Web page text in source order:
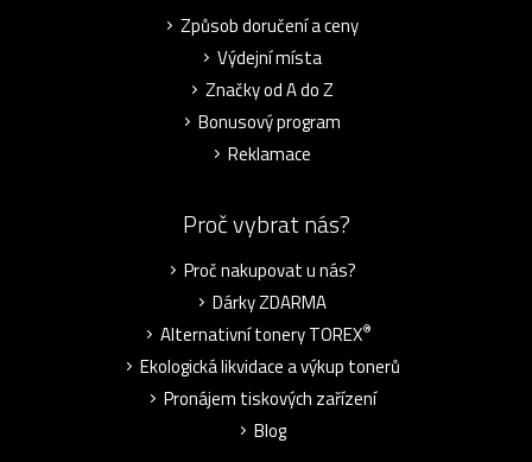
Způsob doručení a ceny
Výdejní místa
Značky od A do Z
Bonusový program
Reklamace
Proč vybrat nás?
Proč nakupovat u nás?
Dárky ZDARMA
Alternativní tonery TOREX®
Ekologická likvidace a výkup tonerů
Pronájem tiskových zařízení
Blog